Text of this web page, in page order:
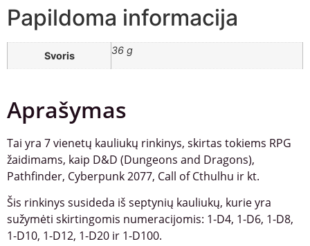
Papildoma informacija
Svoris 36 g
Aprašymas
Tai yra 7 vienetų kauliukų rinkinys, skirtas tokiems RPG
žaidimams, kaip D&D (Dungeons and Dragons),
Pathfinder, Cyberpunk 2077, Call of Cthulhu ir kt.
Šis rinkinys susideda iš septynių kauliukų, kurie yra
sužymėti skirtingomis numeracijomis: 1-D4, 1-D6, 1-D8,
1-D10, 1-D12, 1-D20 ir 1-D100.